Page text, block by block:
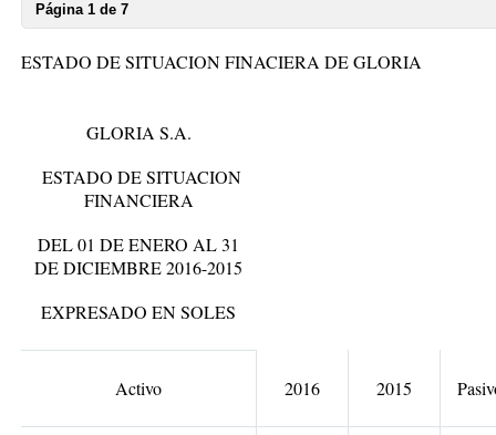
Página 1 de 7
ESTADO DE SITUACION FINACIERA DE GLORIA
GLORIA S.A.
ESTADO DE SITUACION
FINANCIERA
DEL 01 DE ENERO AL 31
DE DICIEMBRE 2016-2015
EXPRESADO EN SOLES
Activo 2016 2015